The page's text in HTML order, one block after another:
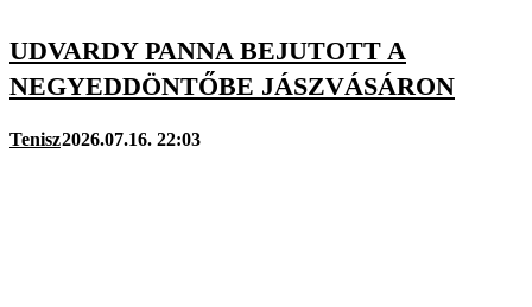
UDVARDY PANNA BEJUTOTT A
NEGYEDDÖNTŐBE JÁSZVÁSÁRON
Tenisz2026.07.16. 22:03